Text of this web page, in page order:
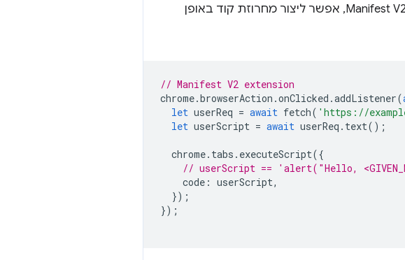
כשהמשתמש לוחץ על לחצן הפעולה של התוסף (הסמל בסרגל הכלים). ב-Manifest V2, אפשר ליצור מחרוזת קוד באופן
// Manifest V2 extension
chrome.browserAction .onClicked .addListener(
let userReq = await fetch( 'https://
let userScript = await userReq . text();
chrome. tabs . executeScript({
// userScript == 'alert("Hello,
code : userScript,
});
});